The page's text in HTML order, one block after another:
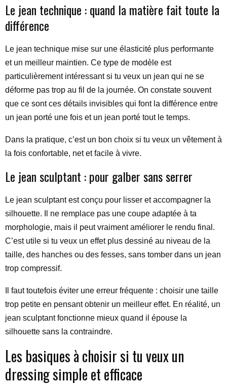
Le jean technique : quand la matière fait toute la
différence
Le jean technique mise sur une élasticité plus performante
et un meilleur maintien. Ce type de modèle est
particulièrement intéressant si tu veux un jean qui ne se
déforme pas trop au fil de la journée. On constate souvent
que ce sont ces détails invisibles qui font la différence entre
un jean porté une fois et un jean porté tout le temps.
Dans la pratique, c’est un bon choix si tu veux un vêtement à
la fois confortable, net et facile à vivre.
Le jean sculptant : pour galber sans serrer
Le jean sculptant est conçu pour lisser et accompagner la
silhouette. Il ne remplace pas une coupe adaptée à ta
morphologie, mais il peut vraiment améliorer le rendu final.
C’est utile si tu veux un effet plus dessiné au niveau de la
taille, des hanches ou des fesses, sans tomber dans un jean
trop compressif.
Il faut toutefois éviter une erreur fréquente : choisir une taille
trop petite en pensant obtenir un meilleur effet. En réalité, un
jean sculptant fonctionne mieux quand il épouse la
silhouette sans la contraindre.
Les basiques à choisir si tu veux un
dressing simple et efficace